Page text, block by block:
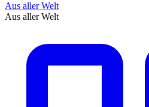
Aus aller Welt
Aus aller Welt